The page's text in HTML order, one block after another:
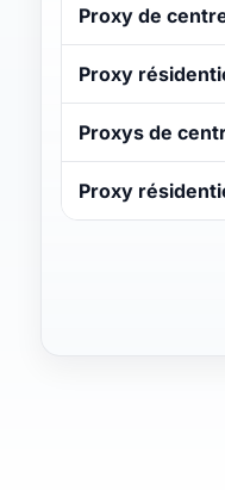
Proxy de
Proxy
Proxys de
Proxy